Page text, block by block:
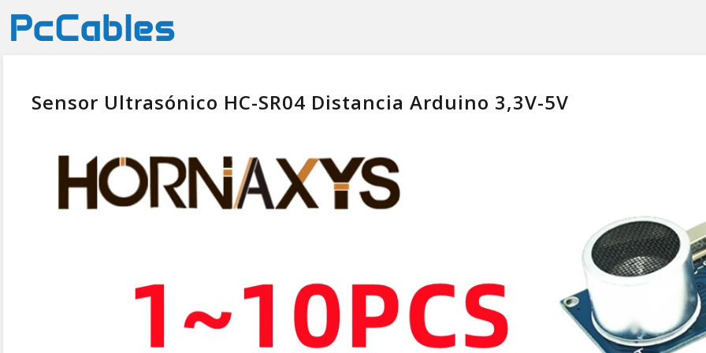
Sensor Ultrasónico HC-SR04 Distancia Arduino 3,3V-5V